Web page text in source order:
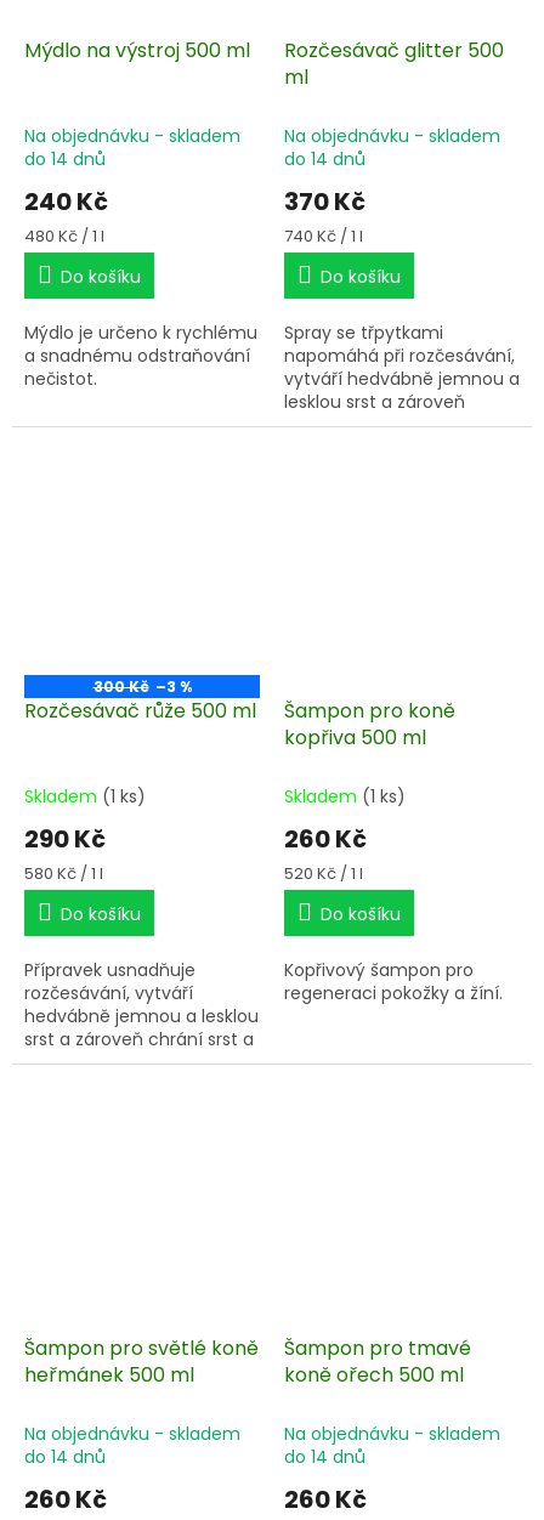
Mýdlo na výstroj 500 ml
Na objednávku - skladem
do 14 dnů
240 Kč
Měrná
cena:
480 Kč / 1 l
Do košíku
Mýdlo je určeno k rychlému
a snadnému odstraňování
nečistot.
Rozčesávač glitter 500
ml
Na objednávku - skladem
do 14 dnů
370 Kč
Měrná
cena:
740 Kč / 1 l
Do košíku
Spray se třpytkami
napomáhá při rozčesávání,
vytváří hedvábně jemnou a
lesklou srst a zároveň
chrání srst a žíně před
300 Kč –3 %
Rozčesávač růže 500 ml
Skladem (1 ks)
290 Kč
Měrná
cena:
580 Kč / 1 l
Do košíku
Přípravek usnadňuje
rozčesávání, vytváří
hedvábně jemnou a lesklou
srst a zároveň chrání srst a
žíně před prachem a
Šampon pro koně
kopřiva 500 ml
Skladem (1 ks)
260 Kč
Měrná
cena:
520 Kč / 1 l
Do košíku
Kopřivový šampon pro
regeneraci pokožky a žíní.
Šampon pro světlé koně
heřmánek 500 ml
Na objednávku - skladem
do 14 dnů
260 Kč
Šampon pro tmavé
koně ořech 500 ml
Na objednávku - skladem
do 14 dnů
260 Kč